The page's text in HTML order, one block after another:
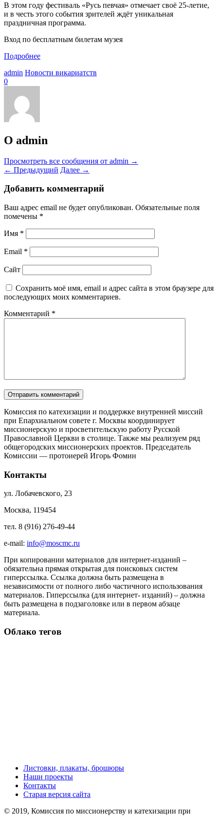
В этом году фестиваль «Русь певчая» отмечает своё 25-летие,
и в честь этого события зрителей ждёт уникальная
праздничная программа.
Вход по бесплатным билетам музея
Подробнее
admin Новости викариатств
0
О admin
Просмотреть все сообщения от admin →
← Предыдущий Далее →
Добавить комментарий
Ваш адрес email не будет опубликован. Обязательные поля
помечены *
Имя *
Email *
Сайт
Сохранить моё имя, email и адрес сайта в этом браузере для
последующих моих комментариев.
Комментарий *
Комиссия по катехизации и поддержке внутренней миссий
при Епархиальном совете г. Москвы координирует
миссионерскую и просветительскую работу Русской
Православной Церкви в столице. Также мы реализуем ряд
общегородских миссионерских проектов. Председатель
Комиссии — протоиерей Игорь Фомин
Контакты
ул. Лобачевского, 23
Москва, 119454
тел. 8 (916) 276-49-44
e-mail: info@moscmc.ru
При копировании материалов для интернет-изданий –
обязательна прямая открытая для поисковых систем
гиперссылка. Ссылка должна быть размещена в
независимости от полного либо частичного использования
материалов. Гиперссылка (для интернет- изданий) – должна
быть размещена в подзаголовке или в первом абзаце
материала.
Облако тегов
Листовки, плакаты, брошюры
Наши проекты
Контакты
Старая версия сайта
© 2019, Комиссия по миссионерству и катехизации при